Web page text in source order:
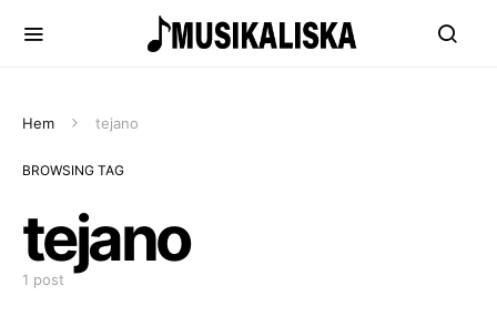
Hem tejano
BROWSING TAG
tejano
1 post